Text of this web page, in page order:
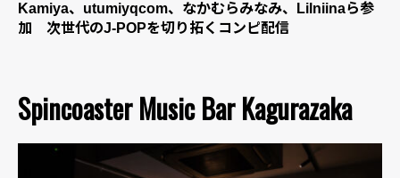
Kamiya、utumiyqcom、なかむらみなみ、Lilniinaら参
加 次世代のJ-POPを切り拓くコンピ配信
Spincoaster Music Bar Kagurazaka